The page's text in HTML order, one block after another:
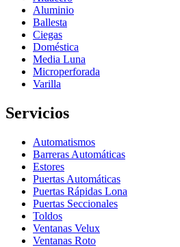
Aluminio
Ballesta
Ciegas
Doméstica
Media Luna
Microperforada
Varilla
Servicios
Automatismos
Barreras Automáticas
Estores
Puertas Automáticas
Puertas Rápidas Lona
Puertas Seccionales
Toldos
Ventanas Velux
Ventanas Roto